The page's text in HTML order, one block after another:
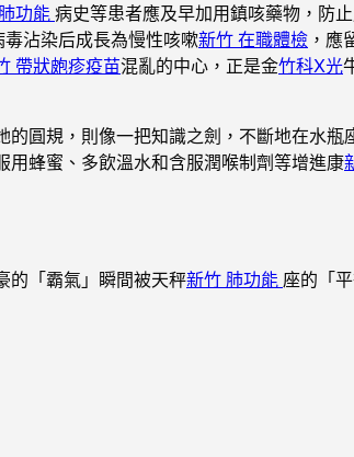
功能 病史等患者應及早加用鎮咳藥物，防
毒沾染后成長為慢性咳嗽新竹 在職體檢 ，應
帶狀皰疹疫苗混亂的中心，正是金竹科X光
的圓規，則像一把知識之劍，不斷地在水瓶
用蜂蜜、多飲溫水和含服潤喉制劑等增進康
的「霸氣」瞬間被天秤新竹 肺功能 座的「